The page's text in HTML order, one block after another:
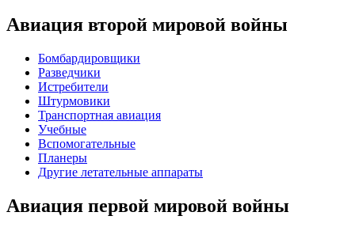
Авиация второй мировой войны
Бомбардировщики
Разведчики
Истребители
Штурмовики
Транспортная авиация
Учебные
Вспомогательные
Планеры
Другие летательные аппараты
Авиация первой мировой войны